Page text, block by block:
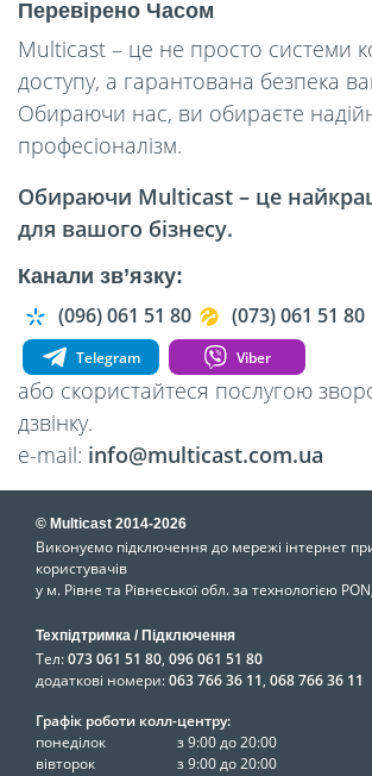
Перевірено Часом
Multicast – це не просто системи
доступу, а гарантована безпека
Обираючи нас, ви обираєте
професіоналізм.
Обираючи Multicast – це
для вашого бізнесу.
Канали зв’язку:
(096) 061 51 80 (073) 061 51 80
Telegram Viber
або скористайтеся послугою
дзвінку.
e-mail: info@multicast.com.ua
© Multicast 2014-2026
Виконуємо підключення до мережі інтернет
користувачів
у м. Рівне та Рівнеської обл. за технологією
Техпідтримка / Підключення
Тел:073 061 51 80, 096 061 51 80
додаткові номери:063 766 36 11, 068 766 36 11
Графік роботи колл-центру:
понеділок
з 9:00 до 20:00
вівторок
з 9:00 до 20:00